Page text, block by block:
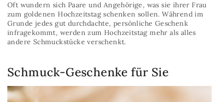
Oft wundern sich Paare und Angehörige, was sie ihrer Frau
zum goldenen Hochzeitstag schenken sollen. Während im
Grunde jedes gut durchdachte, persönliche Geschenk
infragekommt, werden zum Hochzeitstag mehr als alles
andere Schmuckstücke verschenkt.
Schmuck-Geschenke für Sie